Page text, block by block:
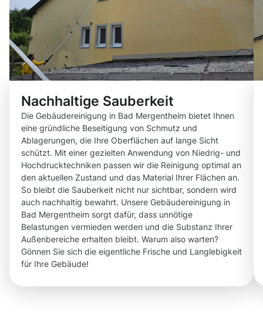
Nachhaltige Sauberkeit
Die Gebäudereinigung in Bad Mergentheim bietet Ihnen
eine gründliche Beseitigung von Schmutz und
Ablagerungen, die Ihre Oberflächen auf lange Sicht
schützt. Mit einer gezielten Anwendung von Niedrig- und
Hochdrucktechniken passen wir die Reinigung optimal an
den aktuellen Zustand und das Material Ihrer Flächen an.
So bleibt die Sauberkeit nicht nur sichtbar, sondern wird
auch nachhaltig bewahrt. Unsere Gebäudereinigung in
Bad Mergentheim sorgt dafür, dass unnötige
Belastungen vermieden werden und die Substanz Ihrer
Außenbereiche erhalten bleibt. Warum also warten?
Gönnen Sie sich die eigentliche Frische und Langlebigkeit
für Ihre Gebäude!